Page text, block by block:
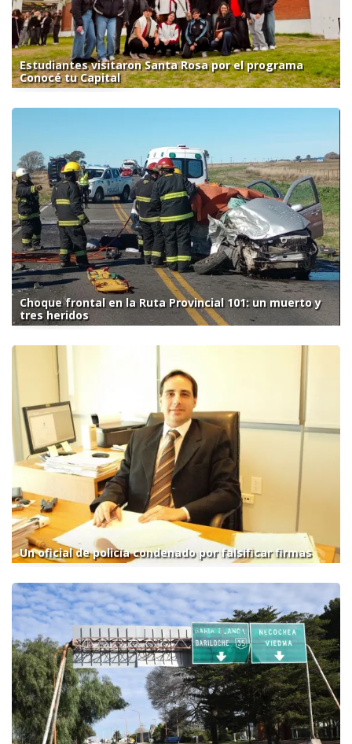
Estudiantes visitaron Santa Rosa por el programa
Conocé tu Capital
Choque frontal en la Ruta Provincial 101: un muerto y
tres heridos
Un oficial de policía condenado por falsificar firmas